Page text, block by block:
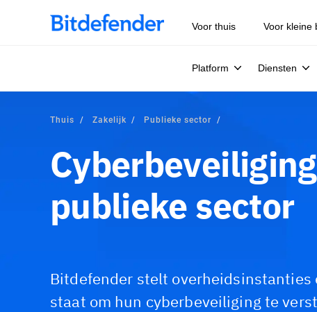
Voor thuis Voor kleine
Platform Diensten
Thuis Zakelijk Publieke sector
publieke sector
Bitdefender stelt
staat om hun cyberbeveiliging te